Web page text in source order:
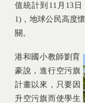
值統計到11月13
1)，地球公民高度
關。
港和國小教師劉育
豪說，進行空污旗
計畫以來，只要因
升空污旗而使學生